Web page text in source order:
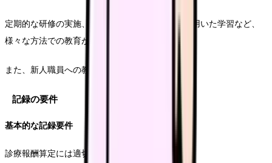
定期的な研修の実施、マニュアルの整備、事例を用いた学習など、
様々な方法での教育が必要となります。
また、新人職員への教育体制の整備も重要です。
記録の要件
基本的な記録要件
診療報酬算定には適切な記録が不可欠です。